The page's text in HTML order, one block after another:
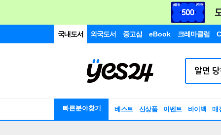
국내도서 외국도서 중고샵 eBook 크레마클럽
빠른분야찾기 베스트 신상품 이벤트 바이백 매